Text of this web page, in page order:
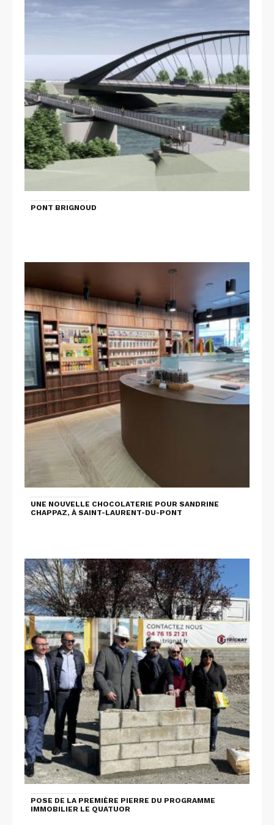
PONT BRIGNOUD
UNE NOUVELLE CHOCOLATERIE POUR SANDRINE
CHAPPAZ, À SAINT-LAURENT-DU-PONT
POSE DE LA PREMIÈRE PIERRE DU PROGRAMME
IMMOBILIER LE QUATUOR